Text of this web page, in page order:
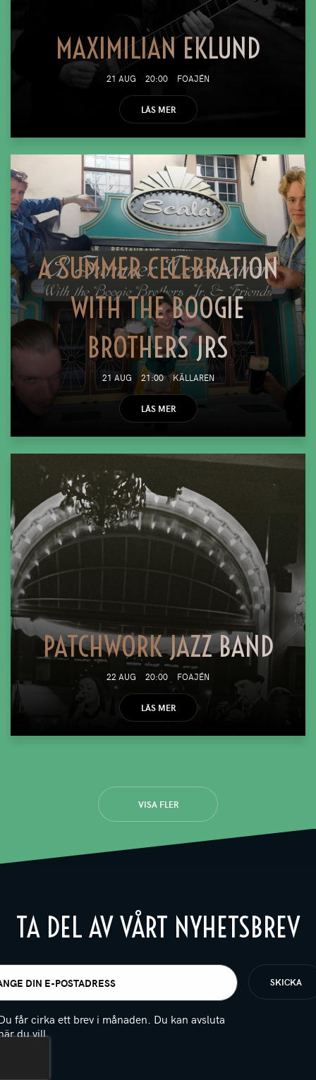
MAXIMILIAN EKLUND
21 AUG 20:00 FOAJÉN
LÄS MER
A SUMMER CELEBRATION
WITH THE BOOGIE
BROTHERS JRS
21 AUG 21:00 KÄLLAREN
LÄS MER
PATCHWORK JAZZ BAND
22 AUG 20:00 FOAJÉN
LÄS MER
VISA FLER
TA DEL AV VÅRT NYHETSBREV
får cirka ett brev i månaden. Du kan avsluta
du vill.